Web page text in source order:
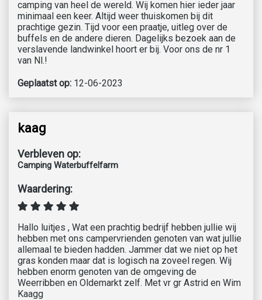
camping van heel de wereld. Wij komen hier ieder jaar
minimaal een keer. Altijd weer thuiskomen bij dit
prachtige gezin. Tijd voor een praatje, uitleg over de
buffels en de andere dieren. Dagelijks bezoek aan de
verslavende landwinkel hoort er bij. Voor ons de nr 1
van Nl.!
Geplaatst op: 12-06-2023
kaag
Verbleven op:
Camping Waterbuffelfarm
Waardering:
Hallo luitjes , Wat een prachtig bedrijf hebben jullie wij
hebben met ons campervrienden genoten van wat jullie
allemaal te bieden hadden. Jammer dat we niet op het
gras konden maar dat is logisch na zoveel regen. Wij
hebben enorm genoten van de omgeving de
Weerribben en Oldemarkt zelf. Met vr gr Astrid en Wim
Kaagg